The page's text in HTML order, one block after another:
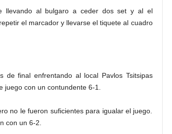
llevando al bulgaro a ceder dos set y al el
el marcador y llevarse el tiquete al cuadro
de final enfrentando al local Pavlos Tsitsipas
con un contundente 6-1.
no le fueron suficientes para igualar el juego.
con un 6-2.